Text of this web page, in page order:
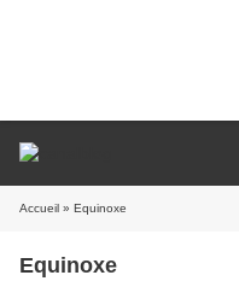
Accueil » Equinoxe
Equinoxe